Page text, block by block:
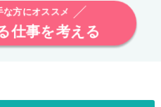
な方にオススメ
仕事を考える